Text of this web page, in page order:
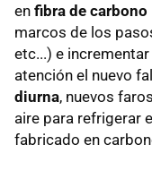
en fibra de carbono
marcos de los
etc...) e
atención el nuevo
diurna, nuevos
aire para refrigerar
fabricado en